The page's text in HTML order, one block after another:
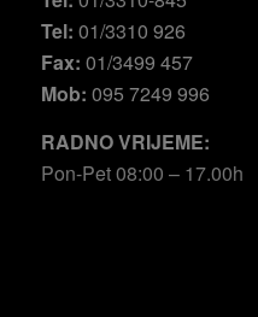
Tel: 01/3310 926
Fax: 01/3499 457
Mob: 095 7249 996
RADNO VRIJEME:
Pon-Pet 08:00 – 17.00h